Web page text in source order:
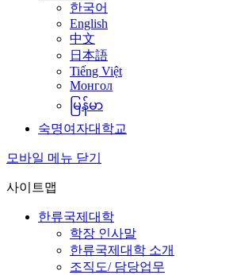
한국어
English
中文
日本語
Tiếng Việt
Монгол
မြန်မာ
숙명여자대학교
모바일 메뉴 닫기
사이트맵
한류국제대학
학장 인사말
한류국제대학 소개
조직도/ 담당업무